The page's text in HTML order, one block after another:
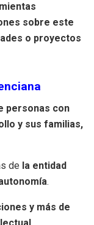
sobre este
o proyectos
personas con
y sus familias,
de la entidad
.
y más de